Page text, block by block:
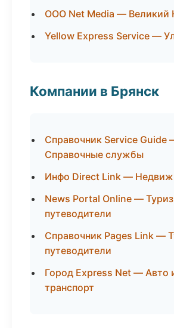
ООО Net Media — Великий
Yellow Express Service —
Компании в Брянск
Справочник Service Guide
Справочные службы
Инфо Direct Link —
News Portal Online —
путеводители
Справочник Pages Link —
путеводители
Город Express Net — Авто
транспорт